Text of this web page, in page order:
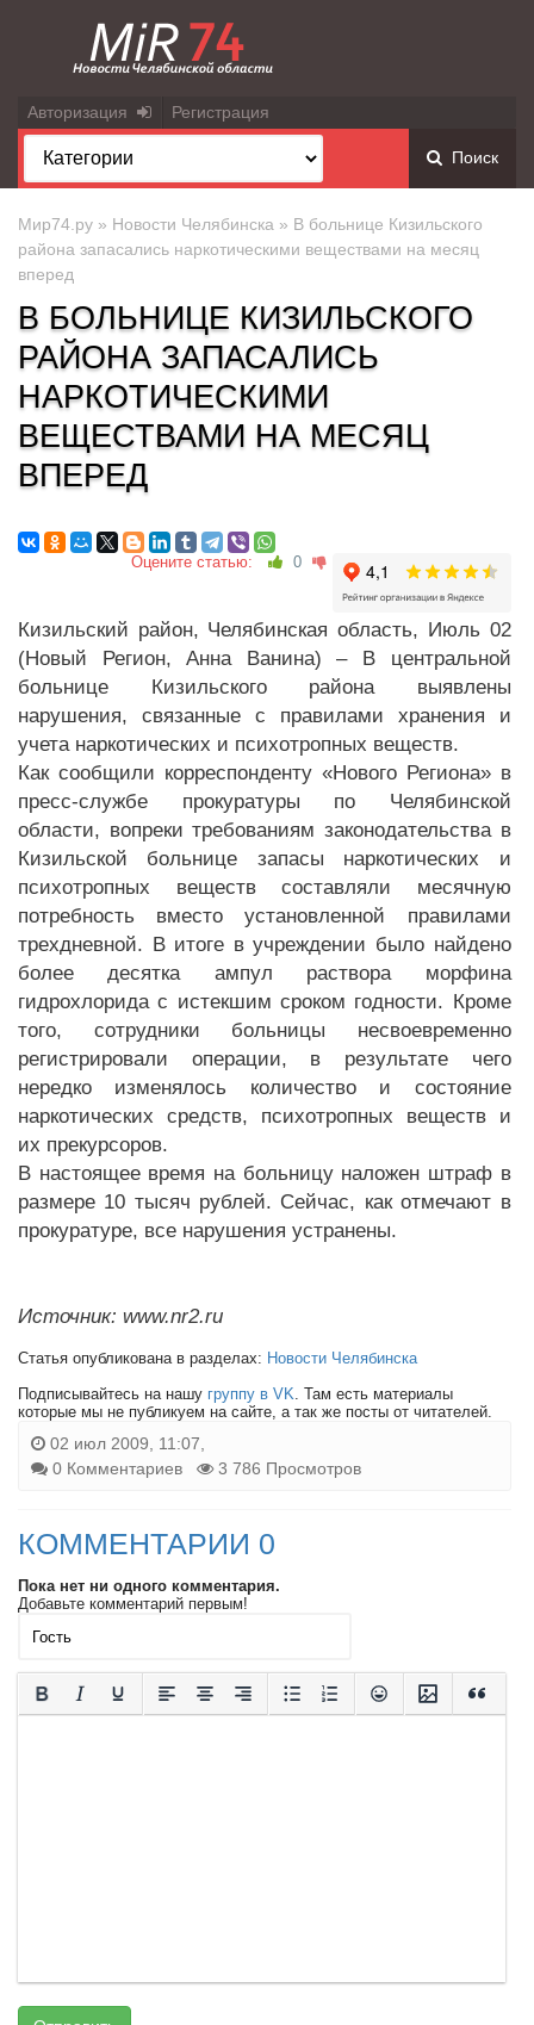
Авторизация Регистрация
Поиск
Мир74.ру » Новости Челябинска » В больнице Кизильского
района запасались наркотическими веществами на месяц
вперед
В БОЛЬНИЦЕ КИЗИЛЬСКОГО
РАЙОНА ЗАПАСАЛИСЬ
НАРКОТИЧЕСКИМИ
ВЕЩЕСТВАМИ НА МЕСЯЦ
ВПЕРЕД
Оцените статью: 0
Кизильский район, Челябинская область, Июль 02
(Новый Регион, Анна Ванина) – В центральной
больнице Кизильского района выявлены
нарушения, связанные с правилами хранения и
учета наркотических и психотропных веществ.
Как сообщили корреспонденту «Нового Региона» в
пресс-службе прокуратуры по Челябинской
области, вопреки требованиям законодательства в
Кизильской больнице запасы наркотических и
психотропных веществ составляли месячную
потребность вместо установленной правилами
трехдневной. В итоге в учреждении было найдено
более десятка ампул раствора морфина
гидрохлорида с истекшим сроком годности. Кроме
того, сотрудники больницы несвоевременно
регистрировали операции, в результате чего
нередко изменялось количество и состояние
наркотических средств, психотропных веществ и
их прекурсоров.
В настоящее время на больницу наложен штраф в
размере 10 тысяч рублей. Сейчас, как отмечают в
прокуратуре, все нарушения устранены.
Источник: www.nr2.ru
Статья опубликована в разделах: Новости Челябинска
Подписывайтесь на нашу группу в VK. Там есть материалы
которые мы не публикуем на сайте, а так же посты от читателей.
02 июл 2009, 11:07,
0 Комментариев
3 786 Просмотров
КОММЕНТАРИИ 0
Пока нет ни одного комментария.
Добавьте комментарий первым!